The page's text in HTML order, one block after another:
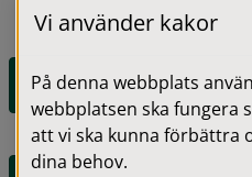
2026
Vi använder kakor
På denna webbplats
webbplatsen ska fungera
att vi ska kunna förbättra
dina behov.